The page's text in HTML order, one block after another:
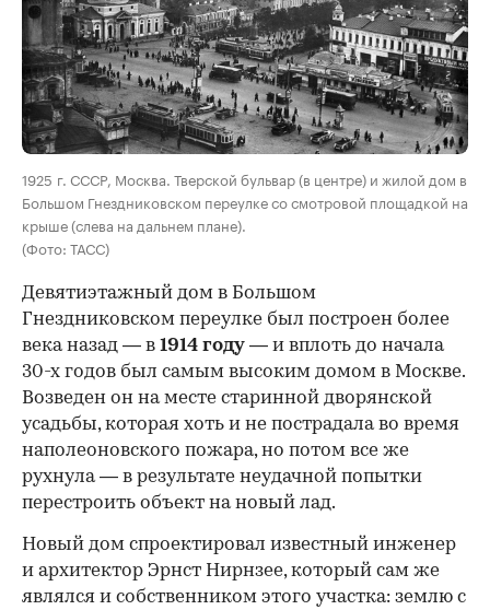
00:00 / 00:00
1925 г. СССР, Москва. Тверской бульвар (в центре) и жилой дом в
Большом Гнездниковском переулке со смотровой площадкой на
крыше (слева на дальнем плане).
(Фото: ТАСС)
Девятиэтажный дом в Большом
Гнездниковском переулке был построен более
века назад — в 1914 году — и вплоть до начала
30-х годов был самым высоким домом в Москве.
Возведен он на месте старинной дворянской
усадьбы, которая хоть и не пострадала во время
наполеоновского пожара, но потом все же
рухнула — в результате неудачной попытки
перестроить объект на новый лад.
Новый дом спроектировал известный инженер
и архитектор Эрнст Нирнзее, который сам же
являлся и собственником этого участка: землю с